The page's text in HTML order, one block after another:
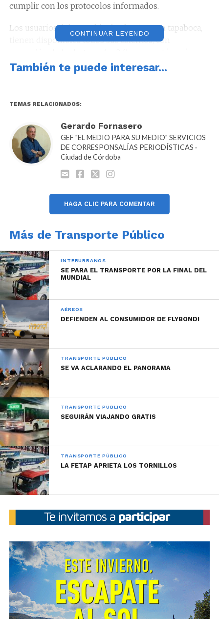
cumplir con los protocolos informados.
Los usuarios deben subir al colectivo con tapaboca,
tienen disponibles todos sus asientos, con
cerca del chofer); no pueden viajar personas paradas
y el ingreso es por la puerta delantera. Además, los
pasaje y la unidad está equipada con alcohol en gel.
Ayer, las empresas trabajaron en la adecuación de las
unidades para cumplir con el protocolo y la
Municipalidad distribuyó máscaras para los choferes.
Finalmente, se reitera el esquema de cambios
dispuestos para el recorrido del transporte urbano
de pasajeros en la zona céntrica, en virtud de las
intervenciones realizadas por la Municipalidad de
Córdoba para fomentar el distanciamiento social en
el marco de la pandemia Covid-19.
Modificaciones de transporte – 5 de junio (1)
CONTINUAR LEYENDO
También te puede interesar...
TEMAS RELACIONADOS:
Gerardo Fornasero
GEF "EL MEDIO PARA SU MEDIO" SERVICIOS
DE CORRESPONSALÍAS PERIODÍSTICAS ·
Ciudad de Córdoba
HAGA CLIC PARA COMENTAR
Más de Transporte Público
INTERURBANOS
SE PARA EL TRANSPORTE POR LA FINAL DEL
MUNDIAL
AÉREOS
DEFIENDEN AL CONSUMIDOR DE FLYBONDI
TRANSPORTE PÚBLICO
SE VA ACLARANDO EL PANORAMA
TRANSPORTE PÚBLICO
SEGUIRÁN VIAJANDO GRATIS
TRANSPORTE PÚBLICO
LA FETAP APRIETA LOS TORNILLOS